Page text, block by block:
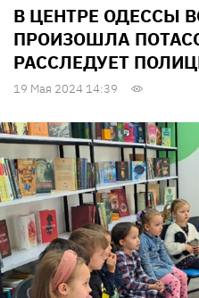
В ЦЕНТРЕ ОДЕССЫ
ПРОИЗОШЛА
РАССЛЕДУЕТ
19 Мая 2024 14:39